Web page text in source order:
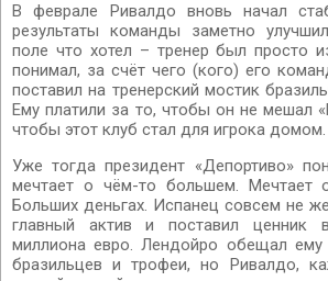
В феврале Ривалдо вновь начал
результаты команды заметно
поле что хотел – тренер был просто
понимал, за счёт чего (кого) его
поставил на тренерский мостик
Ему платили за то, чтобы он не мешал
чтобы этот клуб стал для игрока домом.
Уже тогда президент «Депортиво»
мечтает о чём-то большем. Мечтает
Больших деньгах. Испанец совсем не
главный актив и поставил ценник
миллиона евро. Лендойро обещал ему
бразильцев и трофеи, но Ривалдо,